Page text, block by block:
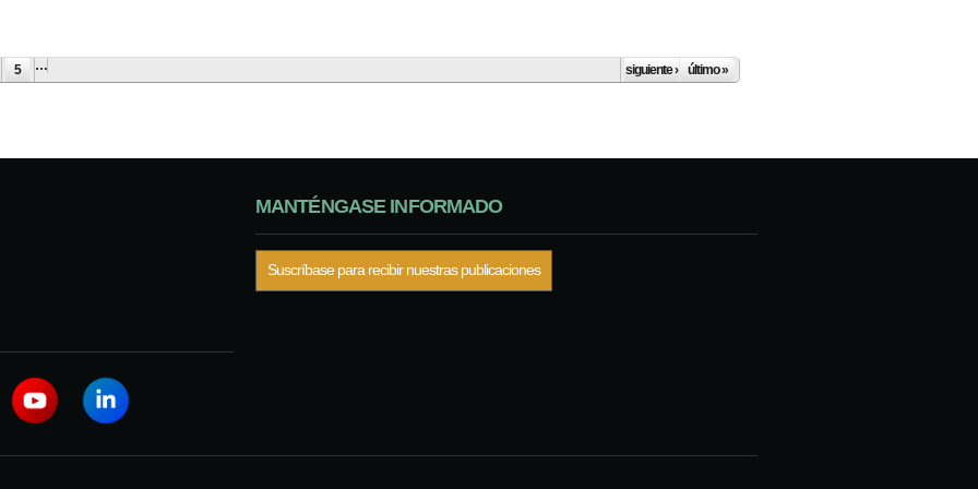
5 … siguiente › último »
MANTÉNGASE INFORMADO
Suscríbase para recibir nuestras publicaciones